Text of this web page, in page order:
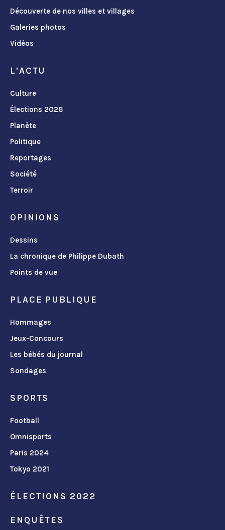
Découverte de nos villes et villages
Galeries photos
Vidéos
L'ACTU
Culture
Élections 2026
Planète
Politique
Reportages
Société
Terroir
OPINIONS
Dessins
La chronique de Philippe Dubath
Points de vue
PLACE PUBLIQUE
Hommages
Jeux-Concours
Les bébés du journal
Sondages
SPORTS
Football
Omnisports
Paris 2024
Tokyo 2021
ÉLECTIONS 2022
ENQUÊTES